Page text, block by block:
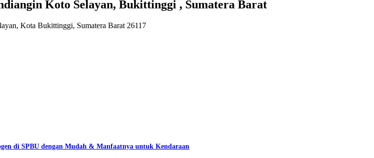
Koto Selayan, Bukittinggi , Sumatera Barat
Kota Bukittinggi, Sumatera Barat 26117
di SPBU dengan Mudah & Manfaatnya untuk Kendaraan